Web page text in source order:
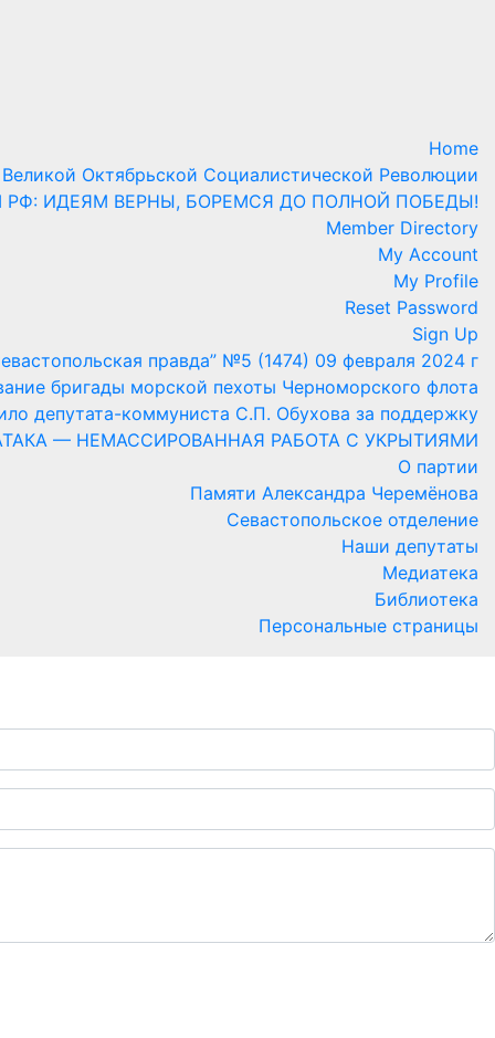
Home
Октябрьской Социалистической Революции
РФ: ИДЕЯМ ВЕРНЫ, БОРЕМСЯ ДО ПОЛНОЙ ПОБЕДЫ!
Member Directory
My Account
My Profile
Reset Password
Sign Up
правда” №5 (1474) 09 февраля 2024 г
бригады морской пехоты Черноморского флота
депутата-коммуниста С.П. Обухова за поддержку
— НЕМАССИРОВАННАЯ РАБОТА С УКРЫТИЯМИ
О партии
Памяти Александра Черемёнова
Севастопольское отделение
Наши депутаты
Медиатека
Библиотека
Персональные страницы